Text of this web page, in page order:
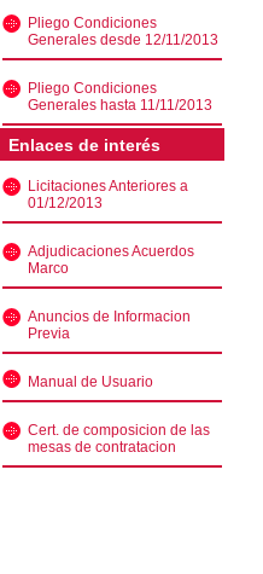
Pliego Condiciones
Generales desde 12/11/2013
Pliego Condiciones
Generales hasta 11/11/2013
Enlaces de interés
Licitaciones Anteriores a
01/12/2013
Adjudicaciones Acuerdos
Marco
Anuncios de Informacion
Previa
Manual de Usuario
Cert. de composicion de las
mesas de contratacion